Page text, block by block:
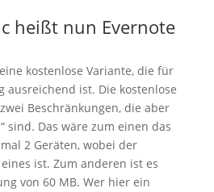
heißt nun Evernote
kostenlose Variante, die für
ausreichend ist. Die kostenlose
Beschränkungen, die aber
sind. Das wäre zum einen das
2 Geräten, wobei der
ist. Zum anderen ist es
von 60 MB. Wer hier ein